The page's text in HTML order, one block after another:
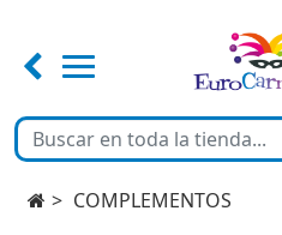
COMPLEMENTOS